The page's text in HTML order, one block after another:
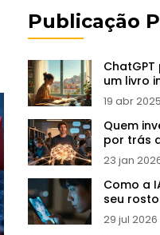
Publicação
um livro
segredos
19 abr 2025
Quem
por trás
23 jan
Como a
seu
29 jul 2026